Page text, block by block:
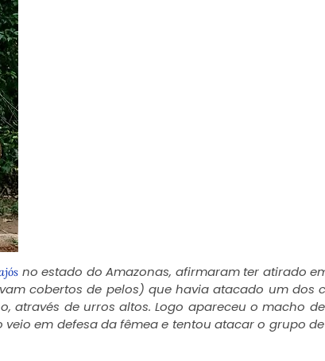
no estado do Amazonas, afirmaram ter atirado
cobertos de pelos) que havia atacado um dos
através de urros altos. Logo apareceu o macho
em defesa da fêmea e tentou atacar o grupo